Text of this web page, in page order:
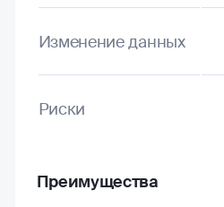
Изменение данных
Риски
Преимущества